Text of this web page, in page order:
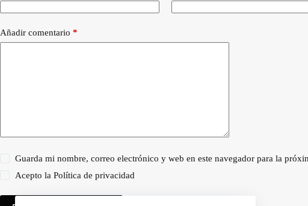
Añadir comentario *
Guarda mi nombre, correo electrónico y web en este navegador para la
Acepto laPolítica de privacidad